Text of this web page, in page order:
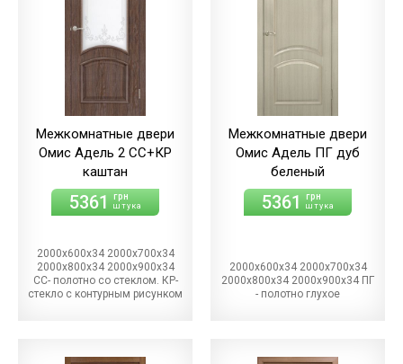
Межкомнатные двери
Омис Адель 2 СС+КР
каштан
5361 грн
штука
2000х600х34 2000х700х34
2000х800х34 2000х900х34
СС- полотно со стеклом. КР-
стекло с контурным рисунком
Межкомнатные двери
Омис Адель ПГ дуб
беленый
5361 грн
штука
2000х600х34 2000х700х34
2000х800х34 2000х900х34 ПГ
- полотно глухое